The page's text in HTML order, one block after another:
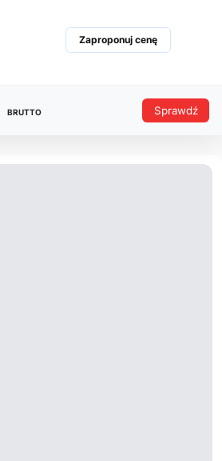
Zaproponuj cenę
BRUTTO Sprawdź